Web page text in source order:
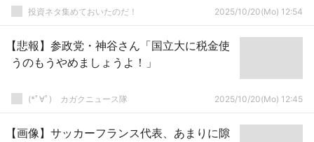
投資ネタ集めておいたのだ！ 2025/10/20(Mo) 12:54
【悲報】参政党・神谷さん「国立大に税金使
うのもうやめましょうよ！」
(*ﾟ∀ﾟ)ゞカガクニュース隊 2025/10/20(Mo) 12:45
【画像】サッカーフランス代表、あまりに隙